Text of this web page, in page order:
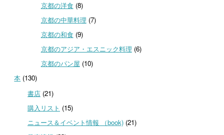
京都の洋食 (8)
京都の中華料理 (7)
京都の和食 (9)
京都のアジア・エスニック料理 (6)
京都のパン屋 (10)
本 (130)
書店(21)
購入リスト (15)
ニュース＆イベント情報 （book)(21)